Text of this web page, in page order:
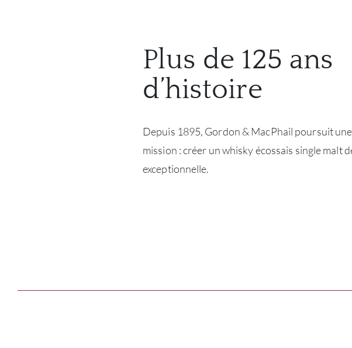
Plus de 125 ans
d’histoire
Depuis 1895, Gordon & MacPhail poursuit
mission : créer un whisky écossais single malt
exceptionnelle.